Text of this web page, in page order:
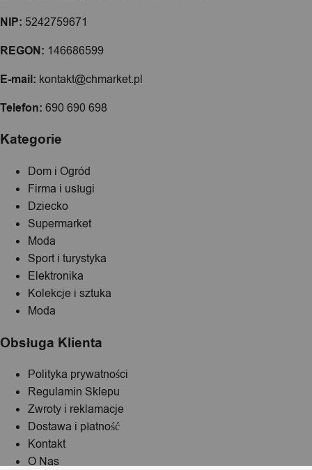
NIP: 5242759671
REGON: 146686599
E-mail: kontakt@chmarket.pl
Telefon: 690 690 698
Kategorie
Dom i Ogród
Firma i usługi
Dziecko
Supermarket
Moda
Sport i turystyka
Elektronika
Kolekcje i sztuka
Moda
Obsługa Klienta
Polityka prywatności
Regulamin Sklepu
Zwroty i reklamacje
Dostawa i płatność
Kontakt
O Nas